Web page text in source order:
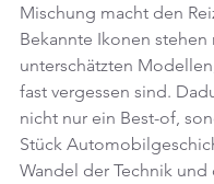
Mischung macht den
Bekannte Ikonen stehen
unterschätzten
fast vergessen sind.
nicht nur ein Best-of,
Stück
Wandel der Technik und